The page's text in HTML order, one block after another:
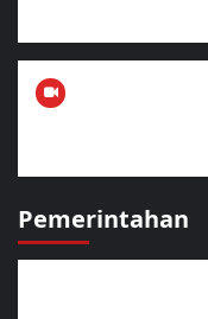
Pemerintahan